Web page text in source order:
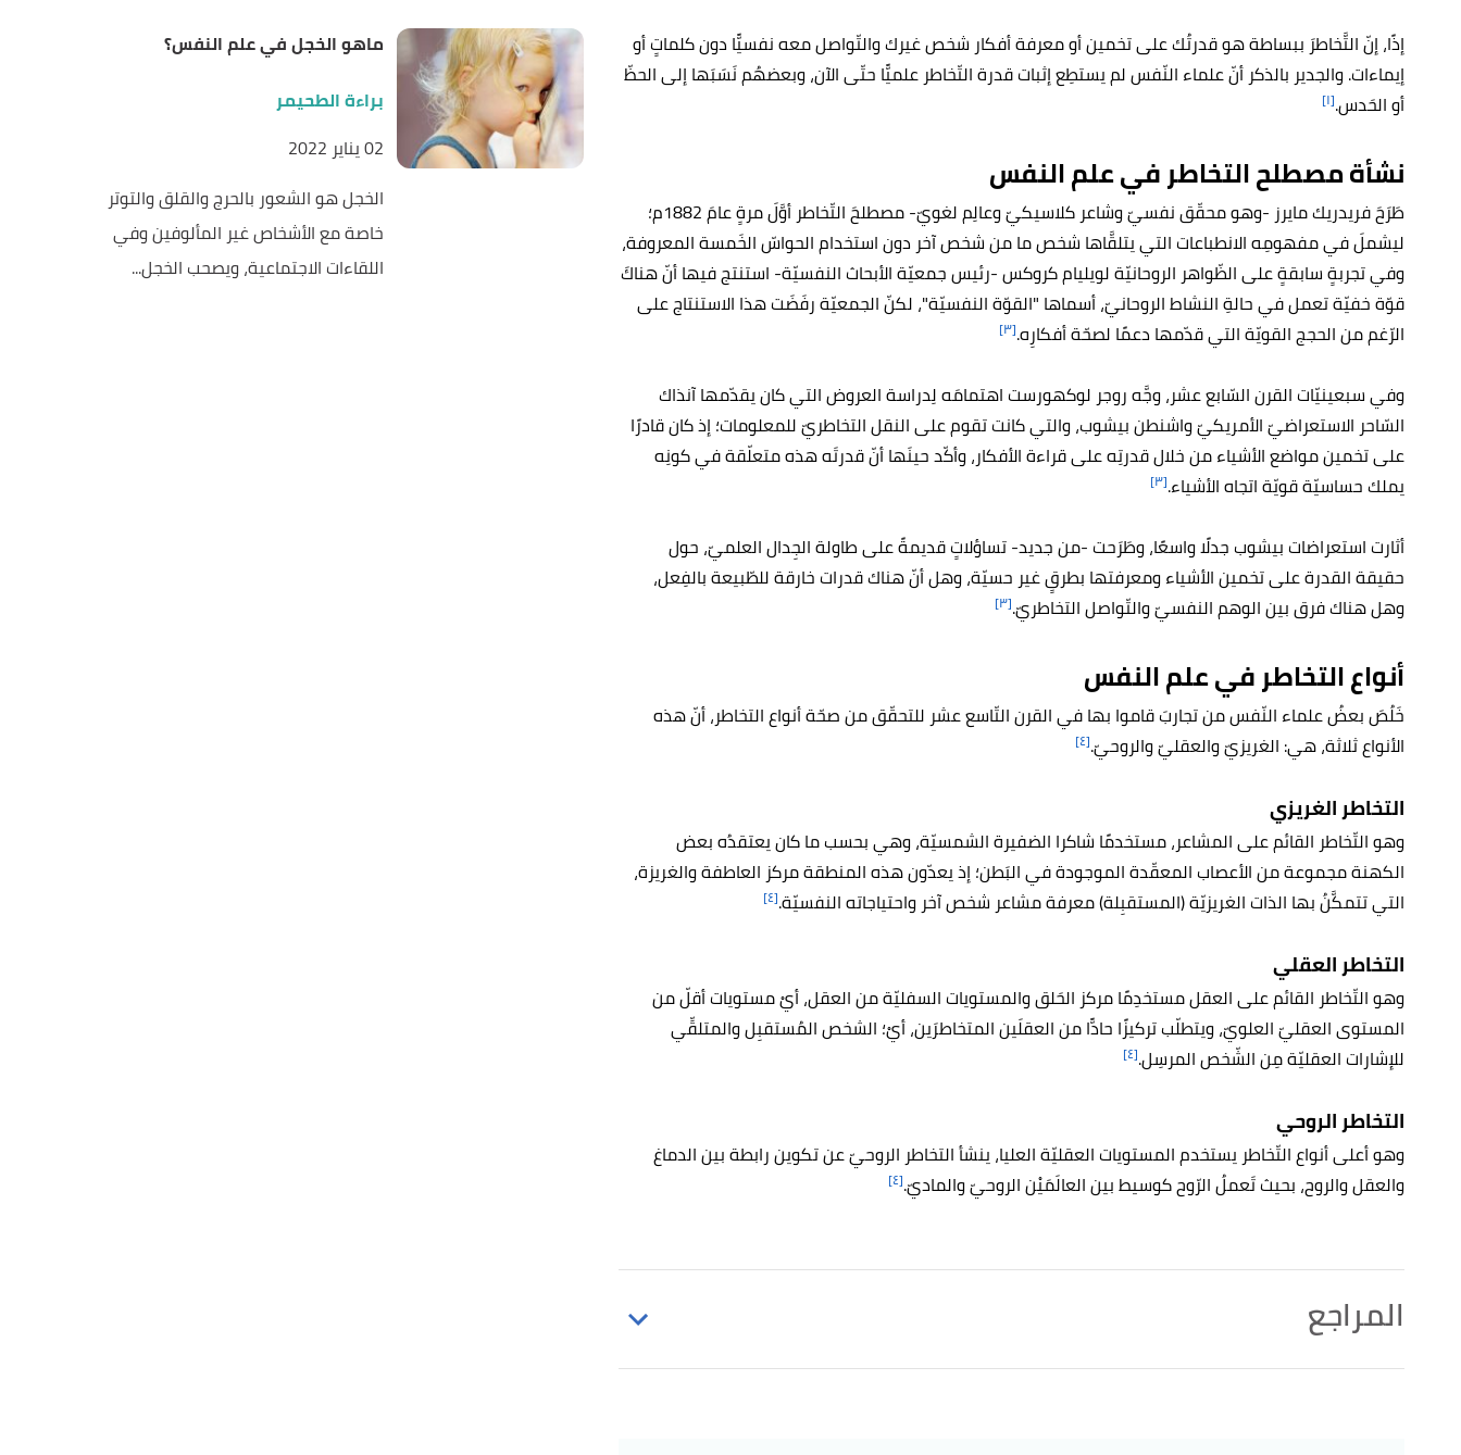
إذًا، إنّ التَّخاطرَ ببساطة هو قدرتُك على تخمين أو معرفة أفكار شخص غيرك والتّواصل معه نفسيًّا دون كلماتٍ أو
إيماءات. والجدير بالذكر أنّ علماء النّفس لم يستطِع إثبات قدرة التّخاطر علميًّا حتّى الآن، وبعضهُم نَسَبَها إلى الحظّ
أو الحَدس.[١]
نشأة مصطلح التخاطر في علم النفس
طَرَحَ فريدريك مايرز -وهو محقّق نفسيّ وشاعر كلاسيكيّ وعالِم لغويّ- مصطلحَ التّخاطر أوَّلَ مرةٍ عامَ 1882م؛
ليشملَ في مفهومِه الانطباعات التي يتلقَّاها شخص ما من شخص آخر دون استخدام الحواسّ الخَمسة المعروفة،
وفي تجربةٍ سابقةٍ على الظّواهر الروحانيّة لويليام كروكس -رئيس جمعيّة الأبحاث النفسيّة- استنتج فيها أنّ هناكَ
قوّة خفيّة تعمل في حالةِ النشاط الروحانيّ، أسماها "القوّة النفسيّة"، لكنّ الجمعيّة رفَضَت هذا الاستنتاج على
الرّغم من الحجج القويّة التي قدّمها دعمًا لصحّة أفكارِه.[٣]
وفي سبعينيّات القرن السّابع عشر، وجَّه روجر لوكهورست اهتمامَه لِدراسة العروض التي كان يقدّمها آنذاك
السّاحر الاستعراضيّ الأمريكيّ واشنطن بيشوب، والتي كانت تقوم على النقل التخاطريّ للمعلومات؛ إذ كان قادرًا
على تخمين مواضع الأشياء من خلال قدرتِه على قراءة الأفكار، وأكّد حينَها أنّ قدرتَه هذه متعلّقة في كونِه
يملك حساسيّة قويّة اتجاه الأشياء.[٣]
أثارت استعراضات بيشوب جدلًا واسعًا، وطَرَحت -من جديد- تساؤلاتٍ قديمةً على طاولة الجِدال العلميّ، حول
حقيقة القدرة على تخمين الأشياء ومعرفتها بطرقٍ غير حسيّة، وهل أنّ هناك قدرات خارقة للطّبيعة بالفِعل،
وهل هناك فرق بين الوهم النفسيّ والتّواصل التخاطريّ.[٣]
أنواع التخاطر في علم النفس
خَلُصَ بعضُ علماء النّفس من تجاربَ قاموا بها في القرن التّاسع عشر للتحقّق من صحّة أنواع التخاطر، أنّ هذه
الأنواع ثلاثة، هي: الغريزيّ والعقليّ والروحيّ.[٤]
التخاطر الغريزي
وهو التّخاطر القائم على المشاعر، مستخدمًا شاكرا الضفيرة الشمسيّة، وهي بحسب ما كان يعتقدُه بعض
الكهنة مجموعة من الأعصاب المعقّدة الموجودة في البَطن؛ إذ يعدّون هذه المنطقة مركز العاطفة والغريزة،
التي تتمكَّنُ بها الذات الغريزيّة (المستقبِلة) معرفة مشاعر شخص آخر واحتياجاته النفسيّة.[٤]
التخاطر العقلي
وهو التّخاطر القائم على العقل مستخدِمًا مركز الحَلق والمستويات السفليّة من العقل، أيْ مستويات أقلّ من
المستوى العقليّ العلويّ، ويتطلّب تركيزًا حادًّا من العقلَين المتخاطرَين، أيْ؛ الشخص المُستقبِل والمتلقِّي
للإشارات العقليّة مِن الشّخص المرسِل.[٤]
التخاطر الروحي
وهو أعلى أنواع التّخاطر يستخدم المستويات العقليّة العليا، ينشأ التخاطر الروحيّ عن تكوين رابطة بين الدماغ
والعقل والروح، بحيث تَعملُ الرّوح كوسيط بين العالَمَيْن الروحيّ والماديّ.[٤]
المراجع
ماهو الخجل في علم النفس؟
براءة الطحيمر
02 يناير 2022
الخجل هو الشعور بالحرج والقلق والتوتر
خاصة مع الأشخاص غير المألوفين وفي
اللقاءات الاجتماعية، ويصحب الخجل...